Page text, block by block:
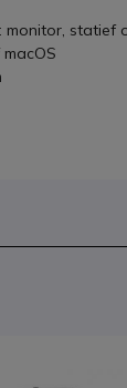
monitor, statief